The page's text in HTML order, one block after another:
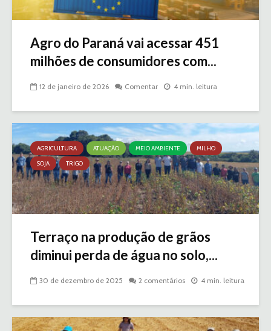
Agro do Paraná vai acessar 451
milhões de consumidores com...
12 de janeiro de 2026 Comentar 4 min. leitura
AGRICULTURA ATUAÇÃO MEIO AMBIENTE
MILHO
SOJA
TRIGO
Terraço na produção de grãos
diminui perda de água no solo,...
30 de dezembro de 2025 2 comentários 4 min. leitura